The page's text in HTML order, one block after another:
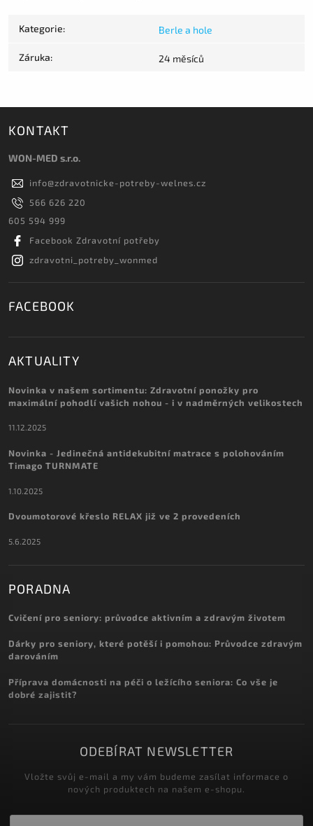
Kategorie: Berle a hole
Záruka: 24 měsíců
KONTAKT
WON-MED s.r.o.
info@zdravotnicke-potreby-welnes.cz
566 626 220
605 594 999
Facebook Zdravotní potřeby
zdravotni_potreby_wonmed
FACEBOOK
AKTUALITY
Novinka v našem sortimentu: Zdravotní ponožky pro
maximální pohodlí vašich nohou - i v nadměrných velikostech
11.12.2025
Novinka - Jedinečná antidekubitní matrace s polohováním
Timago TURNMATE
1.10.2025
Dvoumotorové křeslo RELAX již ve 2 provedeních
5.6.2025
PORADNA
Cvičení pro seniory: průvodce aktivním a zdravým životem
Dárky pro seniory, které potěší i pomohou: Průvodce zdravým
darováním
Příprava domácnosti na péči o ležícího seniora: Co vše je
dobré zajistit?
ODEBÍRAT NEWSLETTER
Vložte svůj e-mail a my vám budeme zasílat informace o
nových produktech na našem e-shopu.